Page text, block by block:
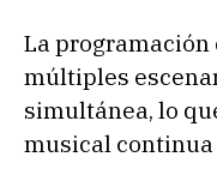
La
múltiples
simultánea, lo
musical